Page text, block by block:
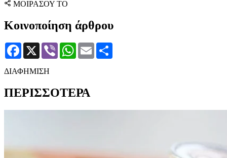
ΜΟΙΡΑΣΟΥ ΤΟ
Κοινοποίηση άρθρου
Facebook
X Viber WhatsApp
Email
ΔΙΑΦΗΜΙΣΗ
ΠΕΡΙΣΣΟΤΕΡΑ